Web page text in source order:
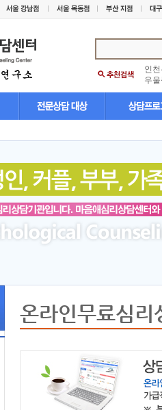
인
우
온라인무료심리